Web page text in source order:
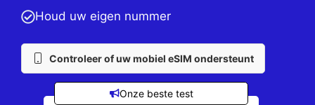
Houd uw eigen nummer
Controleer of uw mobiel eSIM ondersteunt
Onze beste test